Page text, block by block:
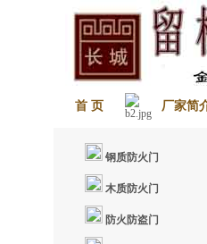
首 页 厂家简
钢质防火门
木质防火门
防火防盗门